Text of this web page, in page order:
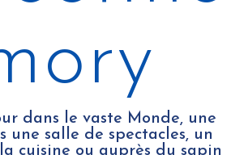
dans le vaste Monde, une
une salle de spectacles, un
cuisine ou auprès du sapin